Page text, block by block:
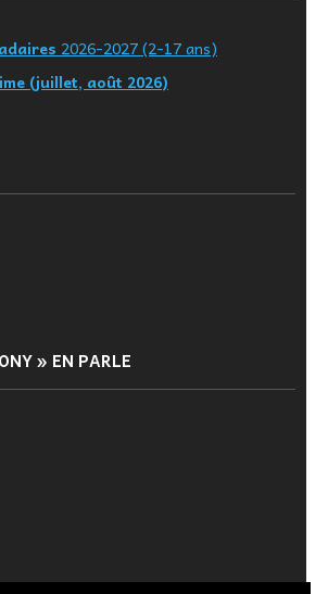
2026-2027 (2-17 ans)
(juillet, août 2026)
» EN PARLE